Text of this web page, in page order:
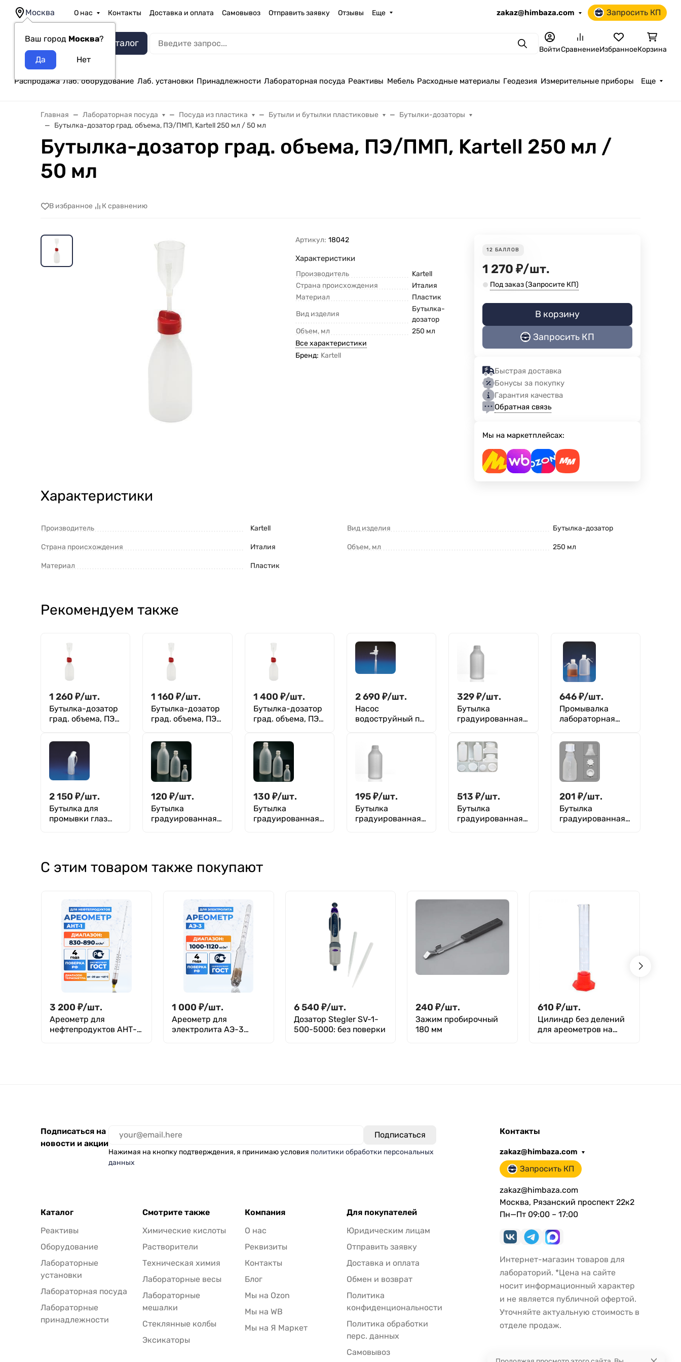
Москва
Ваш город Москва?
О нас Контакты Доставка и оплата Самовывоз Отправить заявку Отзывы Еще zakaz@himbaza.com Запросить КП
Каталог ПоискВойтиСравнениеИзбранноеКорзина
Распродажа Лаб. оборудование Лаб. установки Принадлежности Лабораторная посуда Реактивы Мебель Расходные материалы Геодезия Измерительные приборы Еще
Главная Лабораторная посуда Посуда из пластика Бутыли и бутылки пластиковые
Бутылки-дозаторы
Бутылка-дозатор град. объема, ПЭ/ПМП, Kartell 250 мл / 50 мл
Бутылка-дозатор град. объема, ПЭ/ПМП, Kartell 250 мл /
50 мл
В избранное К сравнению
Артикул: 18042
Характеристики
Производитель
Kartell
Страна происхождения
Италия
Материал
Пластик
Вид изделия
Бутылка-
дозатор
Объем, мл
250 мл
Все характеристики
Бренд: Kartell
12 БАЛЛОВ
1 270 ₽/шт.
Под заказ (Запросите КП)
В корзину
Запросить КП
Быстрая доставка
Бонусы за покупку
Гарантия качества
Обратная связь
Мы на маркетплейсах:
Характеристики
Производитель Kartell
Страна происхождения Италия
Материал Пластик
Вид изделия Бутылка-дозатор
Объем, мл 250 мл
Рекомендуем также
1 260 ₽/шт.
Бутылка-дозатор
град. объема, ПЭ/
1 160 ₽/шт.
Бутылка-дозатор
град. объема, ПЭ/
1 400 ₽/шт.
Бутылка-дозатор
град. объема, ПЭ/
2 690 ₽/шт.
Насос
водоструйный п/
329₽/шт.
Бутылка
градуированная
крышкой, ПЭВД,
LAMAPLAST
646₽/шт.
Промывалка
лабораторная
2 150 ₽/шт.
Бутылка для
промывки глаз
120 ₽/шт.
Бутылка
градуированная
130 ₽/шт.
Бутылка
градуированная
195₽/шт.
Бутылка
градуированная
513 ₽/шт.
Бутылка
градуированная
201 ₽/шт.
Бутылка
градуированная
С этим товаром также покупают
3 200 ₽/шт.
Ареометр для
нефтепродуктов АНТ-1
1 000 ₽/шт.
Ареометр для
электролита АЭ-3
6 540 ₽/шт.
Дозатор Stegler SV-1-
500-5000: без поверки
240 ₽/шт.
Зажим пробирочный
180 мм
610 ₽/шт.
Цилиндр без делений
для ареометров на
Подписаться на
новости и акции
Нажимая на кнопку подтверждения, я принимаю условия политики обработки персональных
данных
Каталог
Реактивы
Оборудование
Лабораторные
установки
Лабораторная посуда
Лабораторные
принадлежности
Смотрите также
Химические кислоты
Растворители
Техническая химия
Лабораторные весы
Лабораторные
мешалки
Стеклянные колбы
Эксикаторы
Компания
О нас
Реквизиты
Контакты
Блог
Мы на Ozon
Мы на WB
Мы на Я Маркет
Для покупателей
Юридическим лицам
Отправить заявку
Доставка и оплата
Обмен и возврат
Политика
конфиденциональности
Политика обработки
перс. данных
Самовывоз
Контакты
zakaz@himbaza.com
Запросить КП
zakaz@himbaza.com
Москва, Рязанский проспект 22к2
Пн—Пт 09:00 – 17:00
Интернет-магазин товаров для
лабораторий. *Цена на сайте
носит информационный характер
и не является публичной офертой.
Уточняйте актуальную стоимость в
отделе продаж.